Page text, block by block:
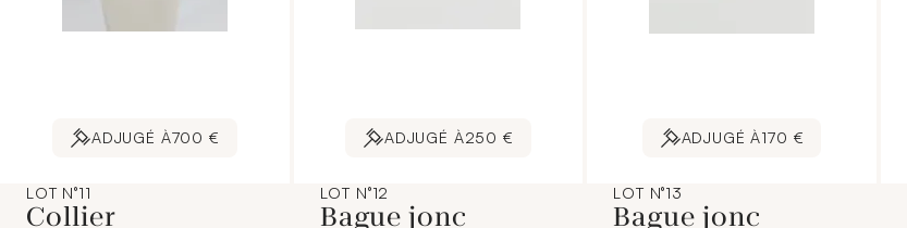
ADJUGÉ À700 €
LOT N°11
Collier
ADJUGÉ À250 €
LOT N°12
Bague jonc
ADJUGÉ À170 €
LOT N°13
Bague jonc